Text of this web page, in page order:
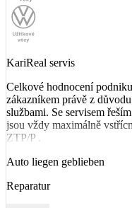
KariReal servis
Celkové hodnocení
zákazníkem právě z
službami. Se servisem
jsou vždy maximálně
ZTP/P .
Auto liegen geblieben
Reparatur